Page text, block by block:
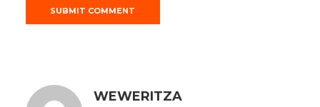
WEWERITZA